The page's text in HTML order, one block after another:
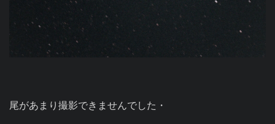
尾があまり撮影できませんでした・